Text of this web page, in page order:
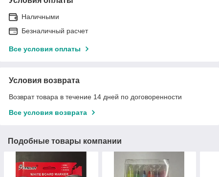
Наличными
Безналичный расчет
Все условия оплаты
Условия возврата
Возврат товара в течение 14 дней по договоренности
Все условия возврата
Подобные товары компании